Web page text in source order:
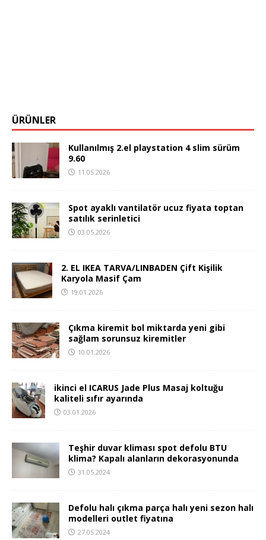
ÜRÜNLER
Kullanılmış 2.el playstation 4 slim sürüm
9.60
11.05.2026
Spot ayaklı vantilatör ucuz fiyata toptan
satılık serinletici
03.05.2026
2. EL IKEA TARVA/LINBADEN Çift Kişilik
Karyola Masif Çam
19.01.2026
Çıkma kiremit bol miktarda yeni gibi
sağlam sorunsuz kiremitler
10.01.2026
ikinci el ICARUS Jade Plus Masaj koltuğu
kaliteli sıfır ayarında
03.01.2026
Teşhir duvar kliması spot defolu BTU
klima? Kapalı alanların dekorasyonunda
31.05.2024
Defolu halı çıkma parça halı yeni sezon halı
modelleri outlet fiyatına
27.05.2024